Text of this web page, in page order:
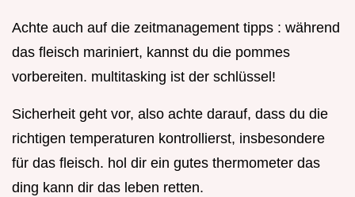
Achte auch auf die zeitmanagement tipps : während
das fleisch mariniert, kannst du die pommes
vorbereiten. multitasking ist der schlüssel!
Sicherheit geht vor, also achte darauf, dass du die
richtigen temperaturen kontrollierst, insbesondere
für das fleisch. hol dir ein gutes thermometer das
ding kann dir das leben retten.